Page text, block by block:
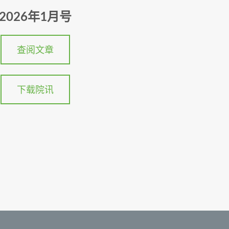
年1月号
查阅文章
下载院讯